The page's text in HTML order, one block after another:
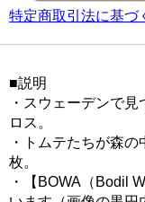
特定商取引法に基づ
■説明
・スウェーデンで
ロス。
・トムテたちが森
枚。
・【BOWA（Bodil